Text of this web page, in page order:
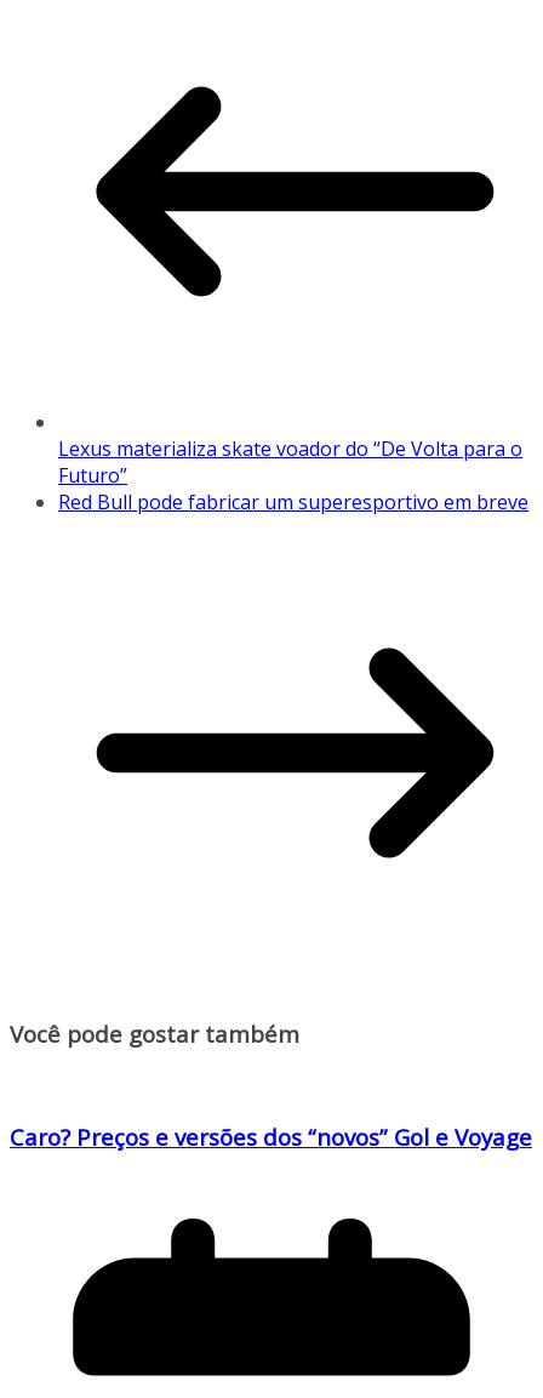
Lexus materializa skate voador do “De Volta para o
Futuro”
Red Bull pode fabricar um superesportivo em breve
Você pode gostar também
Caro? Preços e versões dos “novos” Gol e Voyage